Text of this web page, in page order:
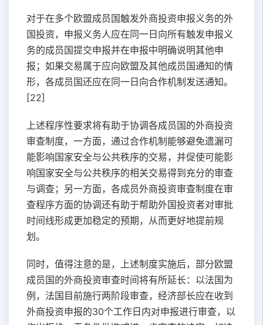
对于在多个欧盟成员国触发外商投资申报义务的外
国投资，申报义务人应在同一日向所有触发申报义
务的成员国提交申报并在申报中明确说明其他申
报；如果交易属于应向欧盟及其他成员国通知的情
形，各成员国还应在同一日向合作机制发送通知。
[22]
上述程序性要求将有助于协调各成员国的外商投资
审查制度，一方面，通过合作机制能够避免遗漏可
能影响国家安全与公共秩序的交易，并促使可能影
响国家安全与公共秩序的相关交易得到充分的审查
与调查；另一方面，各成员外商投资审查制度在审
查程序方面的协调还有助于帮助外国投资者对审批
时间线形成更加稳定的预期，从而更好地提前规
划。
同时，值得注意的是，上述制度实施后，部分欧盟
成员国的外商投资审查时间将有所延长：以法国为
例，法国目前施行两阶段审查，经济部长应在收到
外商投资申报的30个工作日内对申报进行审查，以